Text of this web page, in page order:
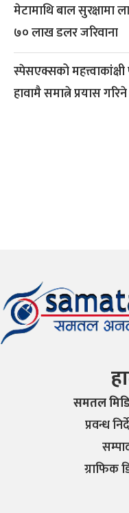
मेटामाथि बाल सुरक्षामा
७० लाख डलर जरिवाना
स्पेसएक्सको
हावामै समात्ने प्रयास गरिने
समतल
प्रवन्ध
ग्राफिक